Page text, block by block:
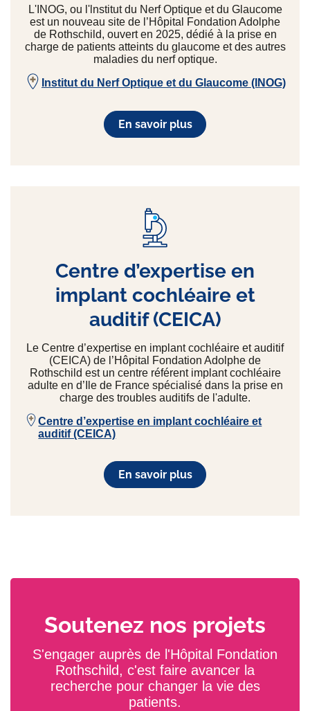
L'INOG, ou l'lnstitut du Nerf Optique et du Glaucome
est un nouveau site de l’Hôpital Fondation Adolphe
de Rothschild, ouvert en 2025, dédié à la prise en
charge de patients atteints du glaucome et des autres
maladies du nerf optique.
Institut du Nerf Optique et du Glaucome (INOG)
En savoir plus
Centre d’expertise en
implant cochléaire et
auditif (CEICA)
Le Centre d’expertise en implant cochléaire et auditif
(CEICA) de l’Hôpital Fondation Adolphe de
Rothschild est un centre référent implant cochléaire
adulte en d’Ile de France spécialisé dans la prise en
charge des troubles auditifs de l'adulte.
Centre d’expertise en implant cochléaire et
auditif (CEICA)
En savoir plus
Soutenez nos projets
S'engager auprès de l'Hôpital Fondation
Rothschild, c'est faire avancer la
recherche pour changer la vie des
patients.